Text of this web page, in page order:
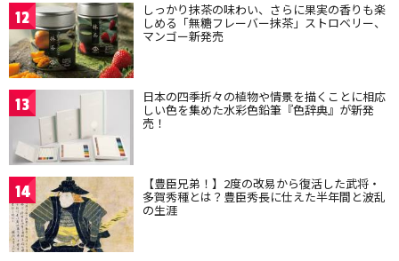
12 しっかり抹茶の味わい、さらに果実の香りも楽
しめる「無糖フレーバー抹茶」ストロベリー、
マンゴー新発売
13 日本の四季折々の植物や情景を描くことに相応
しい色を集めた水彩色鉛筆『色辞典』が新発
売！
14 【豊臣兄弟！】2度の改易から復活した武将・
多賀秀種とは？豊臣秀長に仕えた半年間と波乱
の生涯